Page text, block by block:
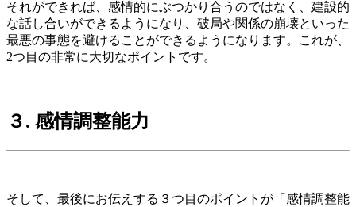
それができれば、感情的にぶつかり合うのではなく、建設的
な話し合いができるようになり、破局や関係の崩壊といった
最悪の事態を避けることができるようになります。これが、
2つ目の非常に大切なポイントです。
３. 感情調整能力
そして、最後にお伝えする３つ目のポイントが「感情調整能